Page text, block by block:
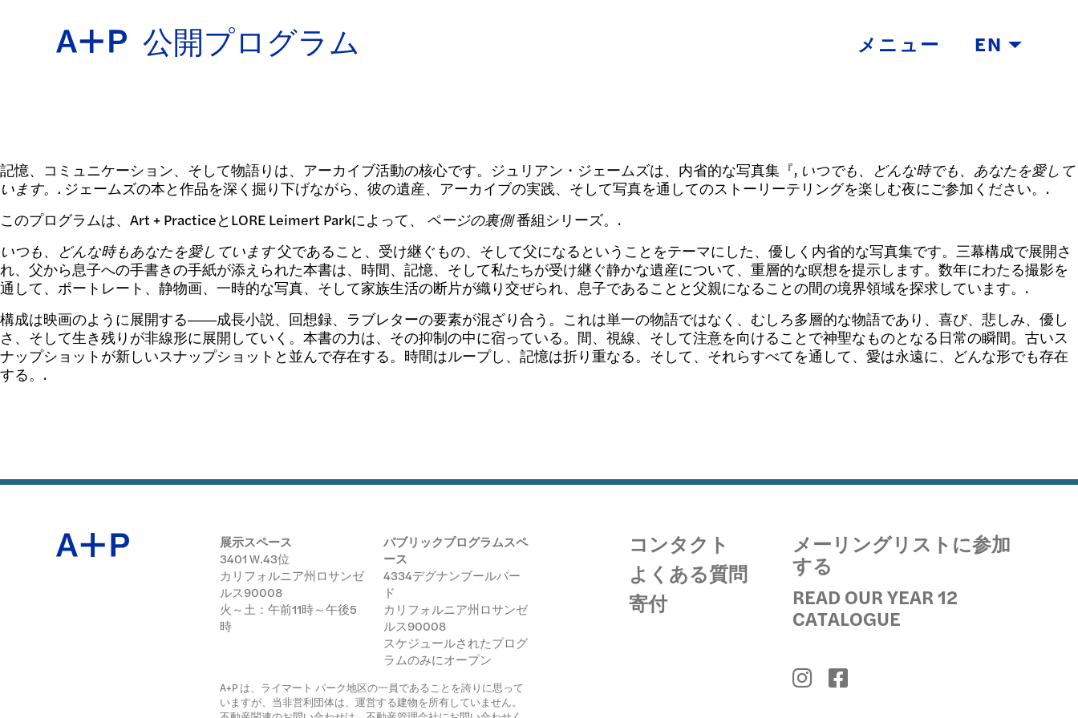
公開プログラム メニュー EN
教育
青少年の育成
公開プログラム
アーカイブ
ESPAÑOL
普通话
日本語
記憶、コミュニケーション、そして物語りは、アーカイブ活動の核心です。ジュリアン・ジェームズは、内省的な写真集『, いつでも、どんな時でも、あなたを愛して
います。. ジェームズの本と作品を深く掘り下げながら、彼の遺産、アーカイブの実践、そして写真を通してのストーリーテリングを楽しむ夜にご参加ください。.
このプログラムは、Art + PracticeとLORE Leimert Parkによって、 ページの裏側番組シリーズ。.
いつも、どんな時もあなたを愛しています父であること、受け継ぐもの、そして父になるということをテーマにした、優しく内省的な写真集です。三幕構成で展開さ
れ、父から息子への手書きの手紙が添えられた本書は、時間、記憶、そして私たちが受け継ぐ静かな遺産について、重層的な瞑想を提示します。数年にわたる撮影を
通して、ポートレート、静物画、一時的な写真、そして家族生活の断片が織り交ぜられ、息子であることと父親になることの間の境界領域を探求しています。.
構成は映画のように展開する――成長小説、回想録、ラブレターの要素が混ざり合う。これは単一の物語ではなく、むしろ多層的な物語であり、喜び、悲しみ、優し
さ、そして生き残りが非線形に展開していく。本書の力は、その抑制の中に宿っている。間、視線、そして注意を向けることで神聖なものとなる日常の瞬間。古いス
ナップショットが新しいスナップショットと並んで存在する。時間はループし、記憶は折り重なる。そして、それらすべてを通して、愛は永遠に、どんな形でも存在
する。.
展示スペース
3401 W.43位
カリフォルニア州ロサンゼ
ルス90008
火～土：午前11時～午後5
時
パブリックプログラムスペ
ース
4334デグナンブールバー
ド
カリフォルニア州ロサンゼ
ルス90008
スケジュールされたプログ
ラムのみにオープン
A+P は、ライマート パーク地区の一員であることを誇りに思って
いますが、当非営利団体は、運営する建物を所有していません。
コンタクト
よくある質問
寄付
メーリングリストに参加
する
READ OUR YEAR 12
CATALOGUE